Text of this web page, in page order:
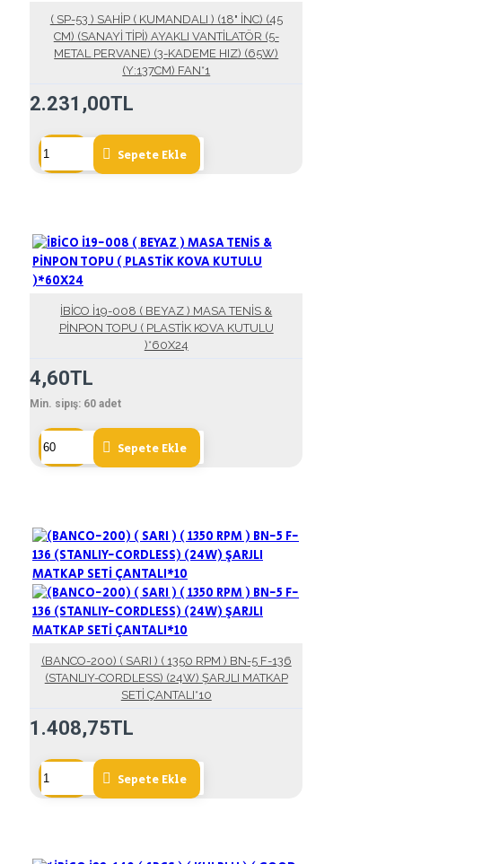
( SP-53 ) SAHİP ( KUMANDALI ) (18" İNC) (45
CM) (SANAYİ TİPİ) AYAKLI VANTİLATÖR (5-
METAL PERVANE) (3-KADEME HIZ) (65W)
(Y:137CM) FAN*1
2.231,00TL
Sepete Ekle
İBİCO İ19-008 ( BEYAZ ) MASA TENİS &
PİNPON TOPU ( PLASTİK KOVA KUTULU
)*60X24
4,60TL
Min. sipış: 60 adet
Sepete Ekle
(BANCO-200) ( SARI ) ( 1350 RPM ) BN-5 F-136
(STANLIY-CORDLESS) (24W) ŞARJLI MATKAP
SETİ ÇANTALI*10
1.408,75TL
Sepete Ekle